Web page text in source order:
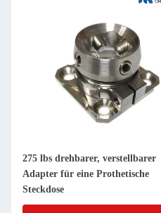
275 lbs drehbarer, verstellbarer
Adapter für eine Prothetische
Steckdose